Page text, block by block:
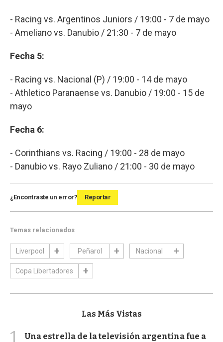
- Racing vs. Argentinos Juniors / 19:00 - 7 de mayo
- Ameliano vs. Danubio / 21:30 - 7 de mayo
Fecha 5:
- Racing vs. Nacional (P) / 19:00 - 14 de mayo
- Athletico Paranaense vs. Danubio / 19:00 - 15 de
mayo
Fecha 6:
- Corinthians vs. Racing / 19:00 - 28 de mayo
- Danubio vs. Rayo Zuliano / 21:00 - 30 de mayo
¿Encontraste un error? Reportar
Temas relacionados
Liverpool Peñarol Nacional
Copa Libertadores
Las Más Vistas
1
Una estrella de la televisión argentina fue a